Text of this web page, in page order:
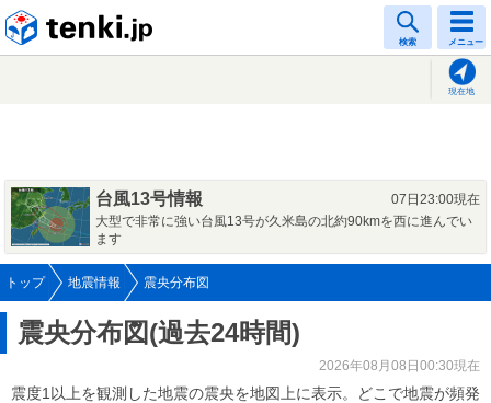
検索 メニュー
現在地
台風13号情報
07日23:00現在
大型で非常に強い台風13号が久米島の北約90kmを西に進んでい
ます
トップ 地震情報 震央分布図
震央分布図(過去24時間)
2026年08月08日00:30現在
震度1以上を観測した地震の震央を地図上に表示。どこで地震が頻発